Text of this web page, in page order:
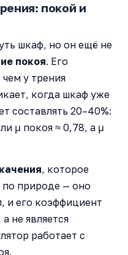
покой и
шкаф, но он ещё не
покоя. Его
у трения
когда шкаф уже
составлять 20–40%:
μ покоя ≈ 0,78, а μ
, которое
по природе — оно
и его коэффициент
не является
работает с